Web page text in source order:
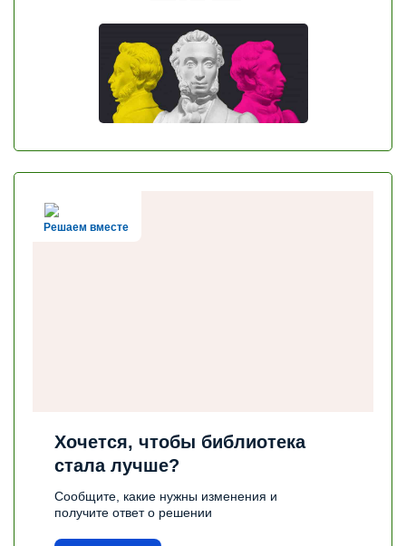
Решаем вместе
Хочется, чтобы библиотека
стала лучше?
Сообщите, какие нужны изменения и
получите ответ о решении